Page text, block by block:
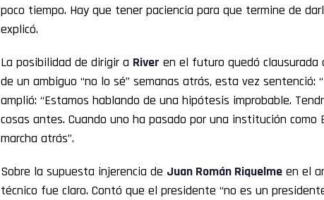
poco tiempo. Hay que tener paciencia para que termine de
explicó.
La posibilidad de dirigir a River en el futuro quedó clausurada
de un ambiguo “no lo sé” semanas atrás, esta vez sentenció:
amplió: “Estamos hablando de una hipótesis improbable.
cosas antes. Cuando uno ha pasado por una institución como
marcha atrás”.
Sobre la supuesta injerencia de Juan Román Riquelme en el
técnico fue claro. Contó que el presidente “no es un